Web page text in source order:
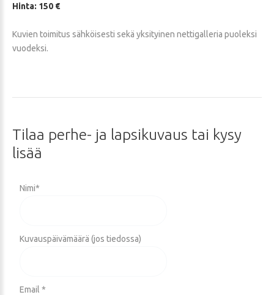
Hinta: 150 €
Kuvien toimitus sähköisesti sekä yksityinen nettigalleria puoleksi
vuodeksi.
Tilaa perhe- ja lapsikuvaus tai kysy
lisää
Nimi*
Kuvauspäivämäärä (jos tiedossa)
Email *